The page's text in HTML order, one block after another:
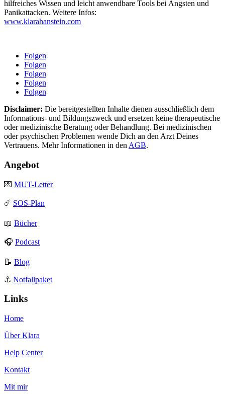
hilfreiches Wissen und leicht anwendbare Tools bei Ängsten und
Panikattacken. Weitere Infos:
www.klarahanstein.com
Folgen
Folgen
Folgen
Folgen
Folgen
Disclaimer: Die bereitgestellten Inhalte dienen ausschließlich dem
Informations- und Bildungszweck und ersetzen keine therapeutische
oder medizinische Beratung oder Behandlung. Bei medizinischen
oder psychischen Problemen wende Dich an den Arzt Deines
Vertrauens. Mehr Informationen in den AGB.
Angebot
💌 MUT-Letter
☄️ SOS-Plan
📖 Bücher
🎧 Podcast
📝 Blog
⚓️ Notfallpaket
Links
Home
Über Klara
Help Center
Kontakt
Mit mir